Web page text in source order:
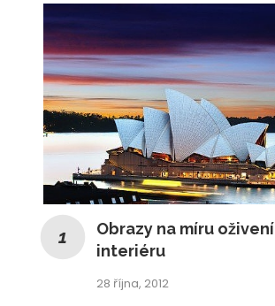
Obrazy na míru oživení
interiéru
28 října, 2012